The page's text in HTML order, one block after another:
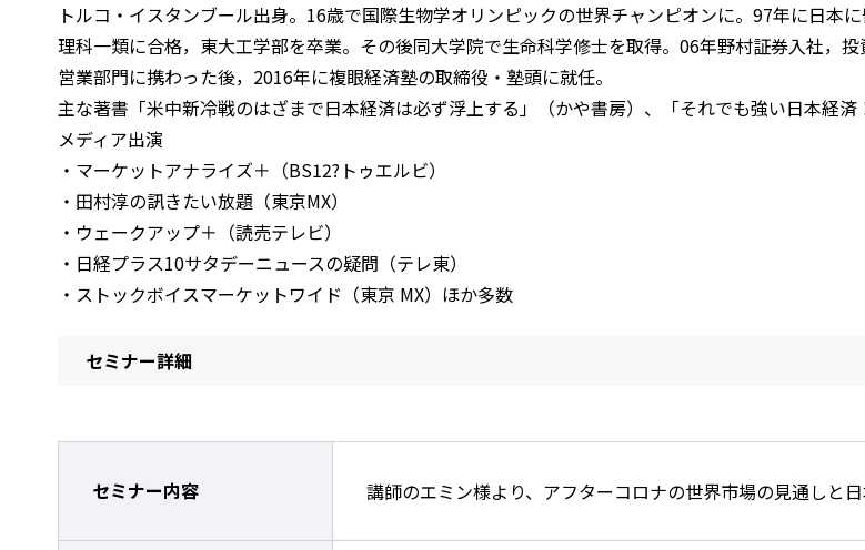
トルコ・イスタンブール出身。16歳で国際生物学オリンピックの世界チャンピオンに。97年に日本
理科一類に合格，東大工学部を卒業。その後同大学院で生命科学修士を取得。06年野村証券入社，
営業部門に携わった後，2016年に複眼経済塾の取締役・塾頭に就任。
主な著書「米中新冷戦のはざまで日本経済は必ず浮上する」（かや書房）、「それでも強い日本経済
メディア出演
・マーケットアナライズ＋（BS12?トゥエルビ）
・田村淳の訊きたい放題（東京MX）
・ウェークアップ＋（読売テレビ）
・日経プラス10サタデーニュースの疑問（テレ東）
・ストックボイスマーケットワイド（東京 MX）ほか多数
セミナー詳細
セミナー内容 講師のエミン様より、アフターコロナの世界市場の見通しと